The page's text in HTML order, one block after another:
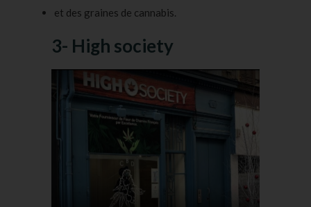
et des graines de cannabis.
3- High society